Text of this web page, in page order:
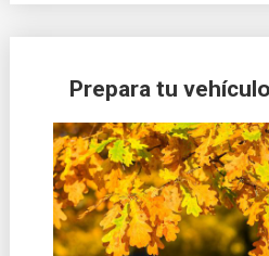
Prepara tu